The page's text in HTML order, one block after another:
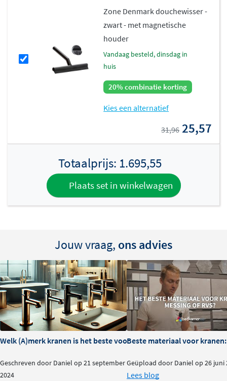
Zone Denmark douchewisser -
zwart - met magnetische
houder
vandaag besteld, dinsdag in
huis
20% combinatie korting
Kies een alternatief
31,96 25,57
Totaalprijs: 1.695,55
Plaats set in winkelwagen
Jouw vraag, ons advies
Welk (A)merk kranen is het beste voor je badkamer?
Geschreven door Daniel op 21 september
2024
Beste materiaal voor kranen:
Geüpload door Daniel op 26 juni
Lees blog